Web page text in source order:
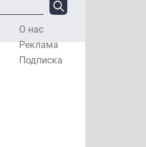
О нас
Реклама
Подписка